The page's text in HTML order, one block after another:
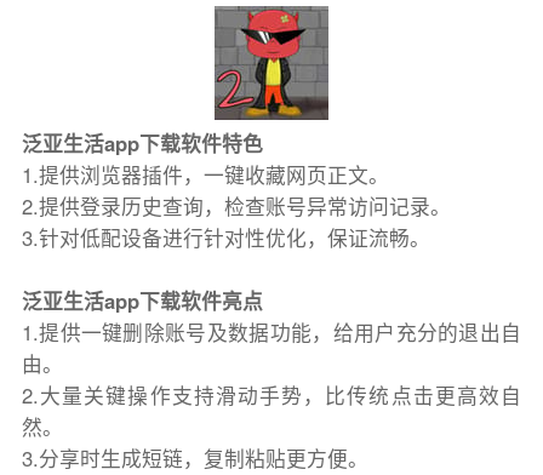
泛亚生活app下载软件特色
1.提供浏览器插件，一键收藏网页正文。
2.提供登录历史查询，检查账号异常访问记录。
3.针对低配设备进行针对性优化，保证流畅。
泛亚生活app下载软件亮点
1.提供一键删除账号及数据功能，给用户充分的退出自
由。
2.大量关键操作支持滑动手势，比传统点击更高效自
然。
3.分享时生成短链，复制粘贴更方便。